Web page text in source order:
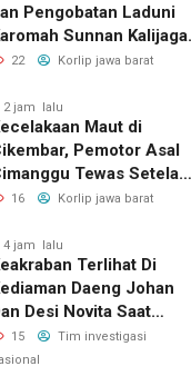
Pengobatan Laduni
Sunnan Kalijaga
Ijazah Ilmu Laduni
22 Korlip jawa barat
2 jam lalu
Maut di
Pemotor Asal
Tewas Setelah
Masuk Kolong
16 Korlip jawa barat
4 jam lalu
Terlihat Di
Daeng Johan
Desi Novita Saat
Awak Media Hadir
Rangka Acara Rutin
15
Tim investigasi